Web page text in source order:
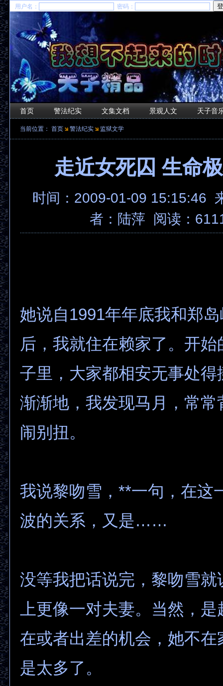
用户名： 密码：
首页 警法纪实 文集文档 景观人文 天子音
当前位置： 首页 警法纪实 监狱文学
走近女死囚 生命
时间：2009-01-09 15:15:46
者：陆萍 阅读：
她说自1991年年底我和郑
后，我就住在赖家了。开始
子里，大家都相安无事处得
渐渐地，我发现马月，常常
闹别扭。
我说黎吻雪，**一句，在这
波的关系，又是……
没等我把话说完，黎吻雪就
上更像一对夫妻。当然，
在或者出差的机会，她不在
是太多了。